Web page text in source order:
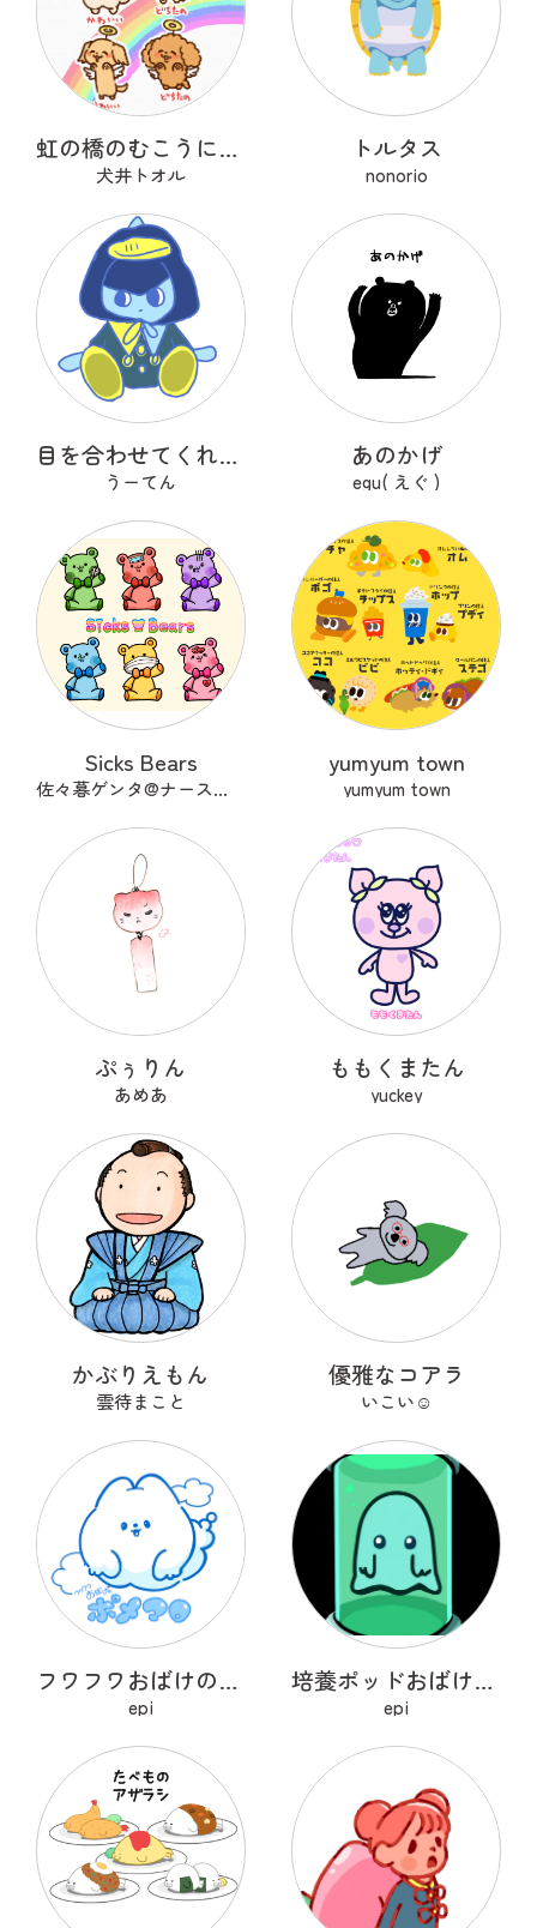
虹の橋のむこうにいるうちのこ
犬井トオル
トルタス
nonorio
目を合わせてくれないコバンザメちゃん
うーてん
あのかげ
egu( えぐ )
Sicks Bears
佐々暮ゲンタ@ナース兼描き
yumyum town
yumyum town
ぷぅりん
あめあ
ももくまたん
yuckey
かぶりえもん
雲待まこと
優雅なコアラ
いこい☺︎
フワフワおばけのポメマロ
epi
培養ポッドおばけ フライトン
epi